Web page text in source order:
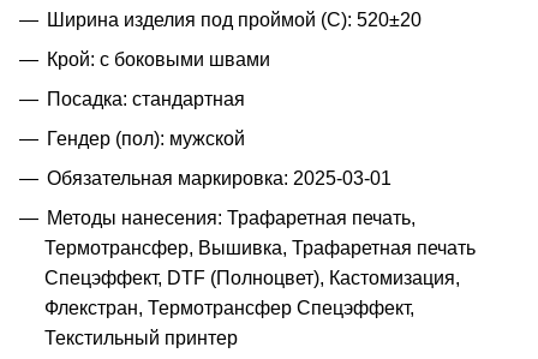
Ширина изделия под проймой (С): 520±20
Крой: с боковыми швами
Посадка: стандартная
Гендер (пол): мужской
Обязательная маркировка: 2025-03-01
Методы нанесения: Трафаретная печать,
Термотрансфер, Вышивка, Трафаретная печать
Спецэффект, DTF (Полноцвет), Кастомизация,
Флекстран, Термотрансфер Спецэффект,
Текстильный принтер